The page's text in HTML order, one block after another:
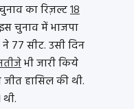
का रिज़ल्ट18
चुनाव में भाजपा
77 सीट. उसी दिन
भी जारी किये
हासिल की थी.